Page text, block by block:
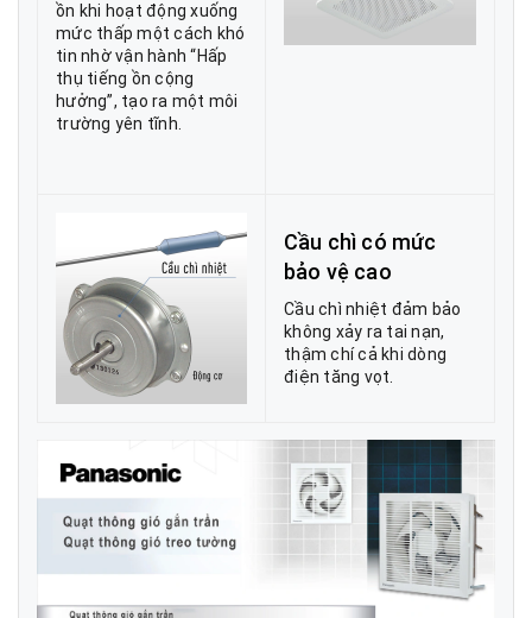
ồn khi hoạt động xuống
mức thấp một cách khó
tin nhờ vận hành “Hấp
thụ tiếng ồn cộng
hưởng”, tạo ra một môi
trường yên tĩnh.
Cầu chì có mức
bảo vệ cao
Cầu chì nhiệt đảm bảo
không xảy ra tai nạn,
thậm chí cả khi dòng
điện tăng vọt.